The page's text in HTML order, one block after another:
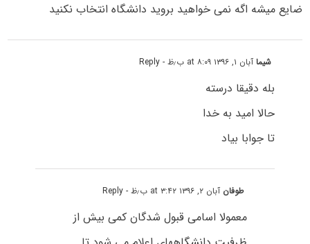
ضایع میشه اگه نمى خواهید بروید دانشگاه انتخاب نکنید
شیماآبان ۱, ۱۳۹۶ at ۸:۰۹ ب٫ظ - Reply
بله دقیقا درسته
حالا امید به خدا
تا جوابا بیاد
طوفان آبان ۲, ۱۳۹۶ at ۳:۴۲ ب٫ظ - Reply
معمولا اسامی قبول شدگان کمی بیش از